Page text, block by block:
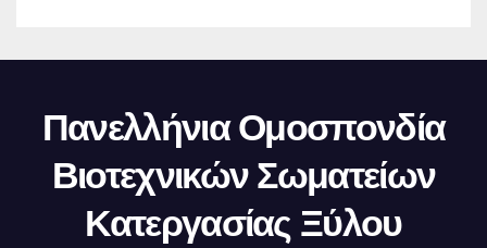
Πανελλήνια Ομοσπονδία
Βιοτεχνικών Σωματείων
Κατεργασίας Ξύλου